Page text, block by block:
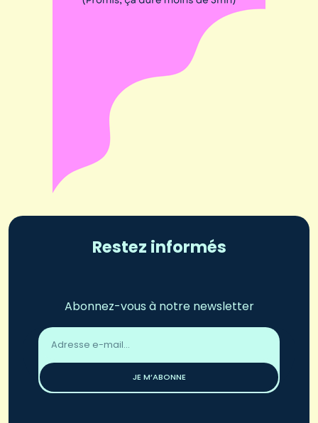
Restez informés
Abonnez-vous à notre newsletter
Adresse
email
JE M’ABONNE